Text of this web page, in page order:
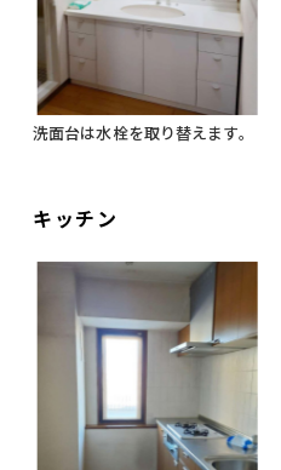
洗面台は水栓を取り替えます。
キッチン